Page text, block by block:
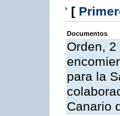
[
Documentos
Orden,
para la
Canario